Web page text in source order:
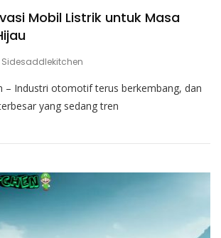
Mobil Listrik untuk Masa
Sidesaddlekitchen
– Industri otomotif terus berkembang, dan
yang sedang tren